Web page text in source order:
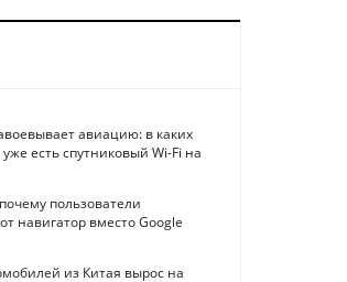
авиацию: в каких
есть спутниковый Wi-Fi на
пользователи
навигатор вместо Google
из Китая вырос на